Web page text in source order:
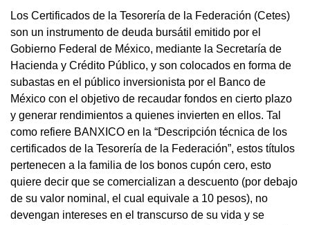
Los Certificados de la Tesorería de la Federación (Cetes)
son un instrumento de deuda bursátil emitido por el
Gobierno Federal de México, mediante la Secretaría de
Hacienda y Crédito Público, y son colocados en forma de
subastas en el público inversionista por el Banco de
México con el objetivo de recaudar fondos en cierto plazo
y generar rendimientos a quienes invierten en ellos. Tal
como refiere BANXICO en la “Descripción técnica de los
certificados de la Tesorería de la Federación”, estos títulos
pertenecen a la familia de los bonos cupón cero, esto
quiere decir que se comercializan a descuento (por debajo
de su valor nominal, el cual equivale a 10 pesos), no
devengan intereses en el transcurso de su vida y se